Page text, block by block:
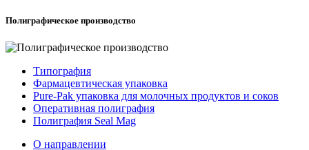
Полиграфическое производство
Типография
Фармацевтическая упаковка
Pure-Pak упаковка для молочных продуктов и соков
Оперативная полиграфия
Полиграфия Seal Mag
О направлении